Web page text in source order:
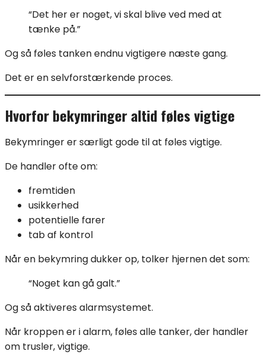
“Det her er noget, vi skal blive ved med at
tænke på.”
Og så føles tanken endnu vigtigere næste gang.
Det er en selvforstærkende proces.
Hvorfor bekymringer altid føles vigtige
Bekymringer er særligt gode til at føles vigtige.
De handler ofte om:
fremtiden
usikkerhed
potentielle farer
tab af kontrol
Når en bekymring dukker op, tolker hjernen det som:
“Noget kan gå galt.”
Og så aktiveres alarmsystemet.
Når kroppen er i alarm, føles alle tanker, der handler
om trusler, vigtige.